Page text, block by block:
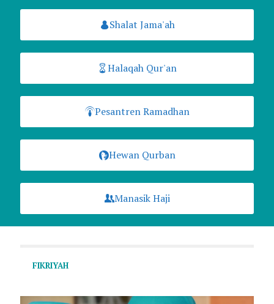
Shalat Jama'ah
Halaqah Qur'an
Pesantren Ramadhan
Hewan Qurban
Manasik Haji
FIKRIYAH